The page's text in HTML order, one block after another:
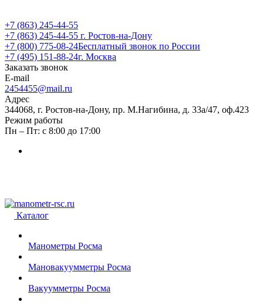
+7 (863) 245-44-55
+7 (863) 245-44-55 г. Ростов-на-Дону
+7 (800) 775-08-24Бесплатный звонок по России
+7 (495) 151-88-24г. Москва
Заказать звонок
E-mail
2454455@mail.ru
Адрес
344068, г. Ростов-на-Дону, пр. М.Нагибина, д. 33а/47, оф.423
Режим работы
Пн – Пт: с 8:00 до 17:00
Каталог
Манометры Росма
Мановакуумметры Росма
Вакуумметры Росма